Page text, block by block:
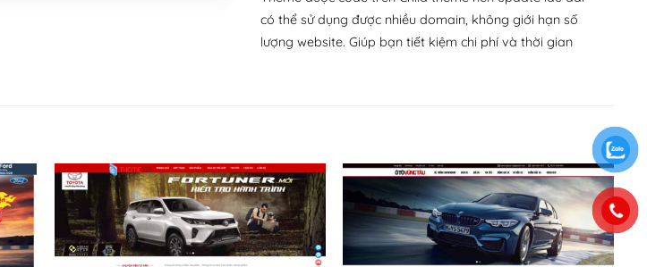
chóng. Với kho Theme
các nhân viên và những người
có thể sử dụng được nhiều domain, không giới hạn số
lượng website. Giúp bạn tiết kiệm chi phí và thời gian